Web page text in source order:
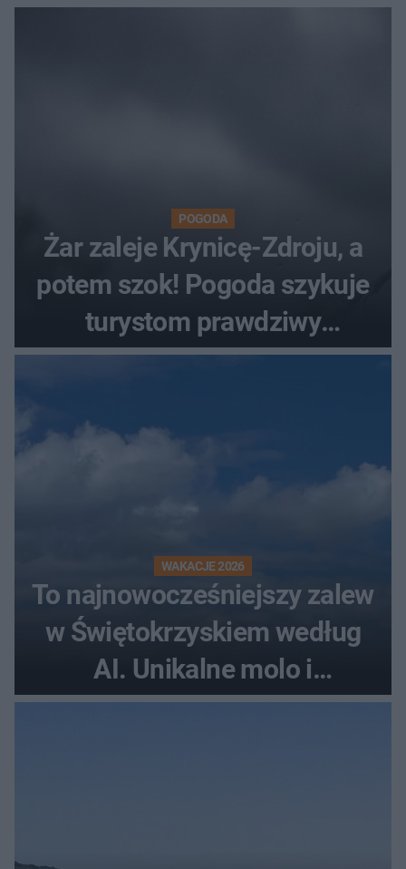
POGODA
Żar zaleje Krynicę-Zdroju, a
potem szok! Pogoda szykuje
turystom prawdziwy
rollercoaster
WAKACJE 2026
To najnowocześniejszy zalew
w Świętokrzyskiem według
AI. Unikalne molo i
promenada